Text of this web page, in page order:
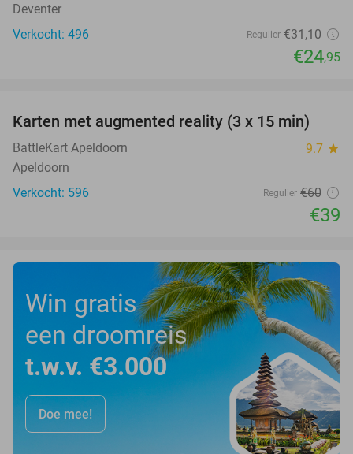
Deventer
Verkocht: 496
Regulier €31,10
€24,95
35%
Karten met augmented reality (3 x 15 min)
BattleKart Apeldoorn 9.7 star
Apeldoorn
Verkocht: 596
Regulier €60
€39
Win gratis
een droomreis
t.w.v. €3.000
Doe mee!